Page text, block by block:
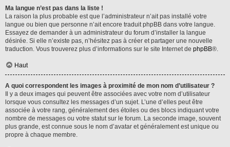
Ma langue n’est pas dans la liste !
La raison la plus probable est que l’administrateur n’ait pas installé votre
langue ou bien que personne n’ait encore traduit phpBB dans votre langue.
Essayez de demander à un administrateur du forum d’installer la langue
désirée. Si elle n’existe pas, n’hésitez pas à créer et partager une nouvelle
traduction. Vous trouverez plus d’informations sur le site Internet de phpBB®.
Haut
A quoi correspondent les images à proximité de mon nom d’utilisateur ?
Il y a deux images qui peuvent être associées avec votre nom d’utilisateur
lorsque vous consultez les messages d’un sujet. L’une d’elles peut être
associée à votre rang, généralement des étoiles ou des blocs indiquant votre
nombre de messages ou votre statut sur le forum. La seconde image, souvent
plus grande, est connue sous le nom d’avatar et généralement est unique ou
propre à chaque membre.